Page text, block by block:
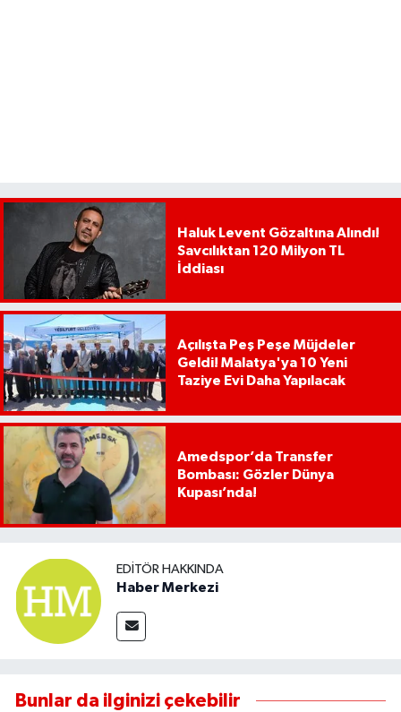
Haluk Levent Gözaltına Alındı!
Savcılıktan 120 Milyon TL
İddiası
Açılışta Peş Peşe Müjdeler
Geldi! Malatya'ya 10 Yeni
Taziye Evi Daha Yapılacak
Amedspor’da Transfer
Bombası: Gözler Dünya
Kupası’nda!
EDITÖR HAKKINDA
Haber Merkezi
Bunlar da ilginizi çekebilir